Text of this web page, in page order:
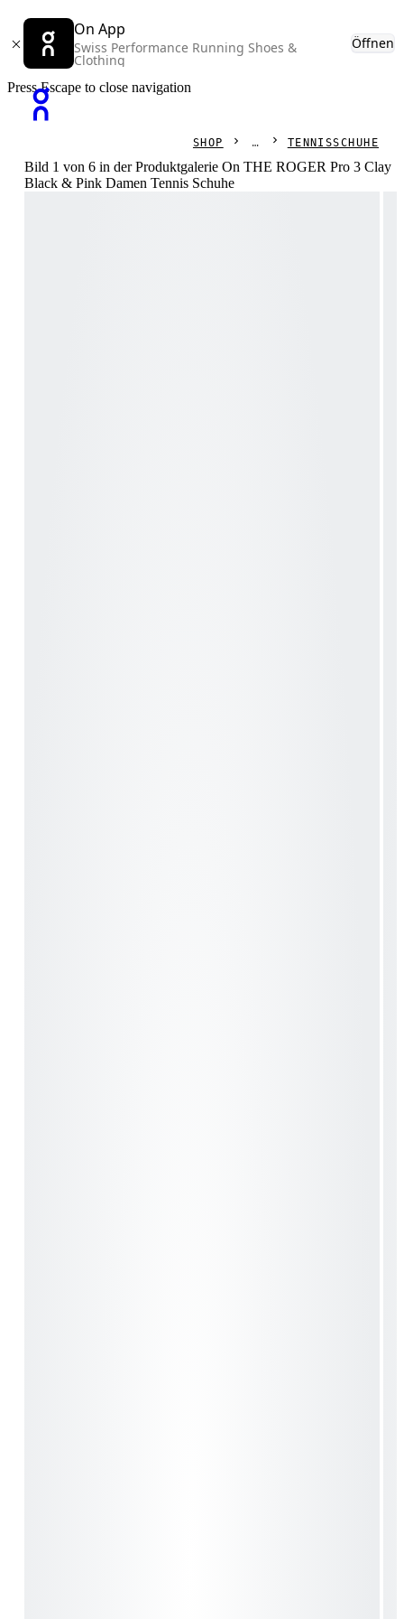
On App
Swiss Performance Running Shoes &
Clothing
Öffnen
Press Escape to close navigation
SHOP TENNISSCHUHE
Bild 1 von 6 in der Produktgalerie On THE ROGER Pro 3 Clay
Black & Pink Damen Tennis Schuhe